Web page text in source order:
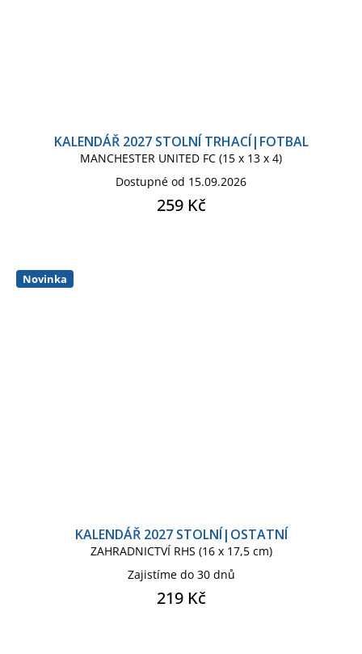
KALENDÁŘ 2027 STOLNÍ TRHACÍ|FOTBAL
MANCHESTER UNITED FC (15 x 13 x 4)
Dostupné od 15.09.2026
259 Kč
Novinka
KALENDÁŘ 2027 STOLNÍ|OSTATNÍ
ZAHRADNICTVÍ RHS (16 x 17,5 cm)
Zajistíme do 30 dnů
219 Kč